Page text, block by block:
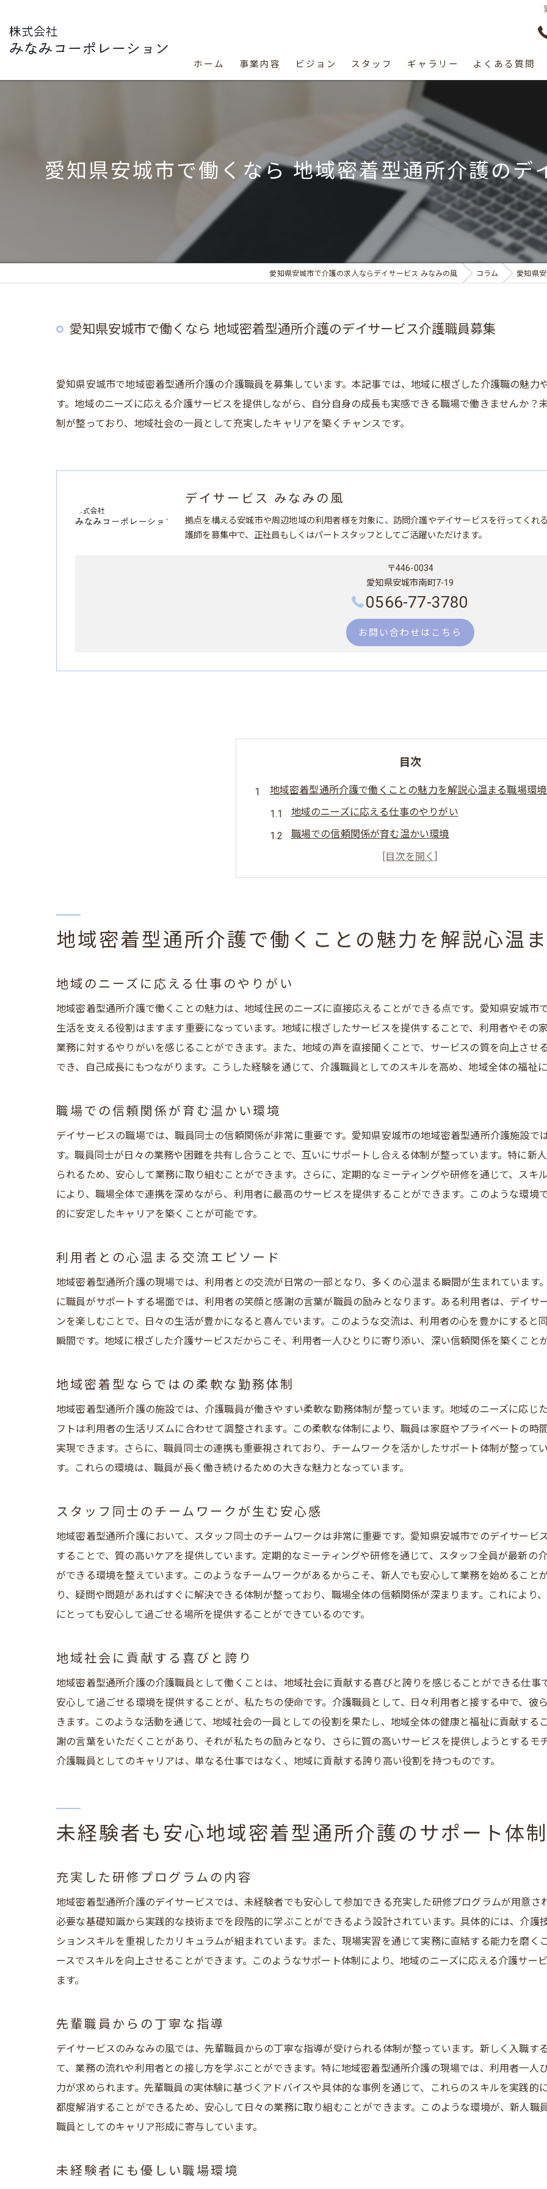
ホーム 事業内容 ビジョン スタッフ ギャラリー よくある質問
愛知県安城市で働くなら 地域密着型通所介護のデ
愛知県安城市で介護の求人ならデイサービス みなみの風 コラム 愛知県
愛知県安城市で働くなら 地域密着型通所介護のデイサービス介護職員募集
愛知県安城市で地域密着型通所介護の介護職員を募集しています。本記事では、地域に根ざした介護職の魅力
す。地域のニーズに応える介護サービスを提供しながら、自分自身の成長も実感できる職場で働きませんか？
制が整っており、地域社会の一員として充実したキャリアを築くチャンスです。
デイサービス みなみの風
拠点を構える安城市や周辺地域の利用者様を対象に、訪問介護やデイサービスを行ってくれ
護師を募集中で、正社員もしくはパートスタッフとしてご活躍いただけます。
〒446-0034
愛知県安城市南町7-19
0566-77-3780
お問い合わせはこちら
目次
地域密着型通所介護で働くことの魅力を解説心温まる職場環
地域のニーズに応える仕事のやりがい
職場での信頼関係が育む温かい環境
利用者との心温まる交流エピソード
地域密着型ならではの柔軟な勤務体制
未経験者も安心地域密着型通所介護のサポート体制を紹介
先輩職員からの丁寧な指導
未経験者にも優しい職場環境
安心して働けるバックアップ体制
業務に慣れるまでのサポート期間
コミュニケーション重視の教育方針
地域交流を通じた新しい発見
キャリアを築く地域密着型通所介護での成長のチャンス
多様なキャリアパスを選べる環境
資格取得支援でキャリアを後押し
経験を活かした専門分野の開拓
地域のニーズに応える介護サービスでプロフェッショナルへ
利用者に寄り添ったサービス提供
プロフェッショナルな対応力の向上
ニーズに応じた柔軟なサービス展開
利用者の満足度向上に向けた取り組み
地域社会における信頼獲得への道
心温まる職場環境地域密着型通所介護の魅力を探る
スタッフ間の良好な人間関係
利用者との心温まる交流事例
地域イベントへの積極的参加
最新の求人情報と応募要項
応募前に確認すべきポイント
応募から採用までの流れ
安城市での働き方と生活環境
地域コミュニティとの関わり方
地域福祉に貢献するやりがい
地域密着型通所介護で働くことの魅力を解説心温
地域のニーズに応える仕事のやりがい
地域密着型通所介護で働くことの魅力は、地域住民のニーズに直接応えることができる点です。愛知県安城市
生活を支える役割はますます重要になっています。地域に根ざしたサービスを提供することで、利用者やその
業務に対するやりがいを感じることができます。また、地域の声を直接聞くことで、サービスの質を向上させ
でき、自己成長にもつながります。こうした経験を通じて、介護職員としてのスキルを高め、地域全体の福祉
職場での信頼関係が育む温かい環境
デイサービスの職場では、職員同士の信頼関係が非常に重要です。愛知県安城市の地域密着型通所介護施設で
す。職員同士が日々の業務や困難を共有し合うことで、互いにサポートし合える体制が整っています。特に新
られるため、安心して業務に取り組むことができます。さらに、定期的なミーティングや研修を通じて、スキ
により、職場全体で連携を深めながら、利用者に最高のサービスを提供することができます。このような環境
的に安定したキャリアを築くことが可能です。
利用者との心温まる交流エピソード
地域密着型通所介護の現場では、利用者との交流が日常の一部となり、多くの心温まる瞬間が生まれています
に職員がサポートする場面では、利用者の笑顔と感謝の言葉が職員の励みとなります。ある利用者は、デイ
ンを楽しむことで、日々の生活が豊かになると喜んでいます。このような交流は、利用者の心を豊かにすると
瞬間です。地域に根ざした介護サービスだからこそ、利用者一人ひとりに寄り添い、深い信頼関係を築くこと
地域密着型ならではの柔軟な勤務体制
地域密着型通所介護の施設では、介護職員が働きやすい柔軟な勤務体制が整っています。地域のニーズに応じ
フトは利用者の生活リズムに合わせて調整されます。この柔軟な体制により、職員は家庭やプライベートの
実現できます。さらに、職員同士の連携も重要視されており、チームワークを活かしたサポート体制が整って
す。これらの環境は、職員が長く働き続けるための大きな魅力となっています。
スタッフ同士のチームワークが生む安心感
地域密着型通所介護において、スタッフ同士のチームワークは非常に重要です。愛知県安城市でのデイサービ
することで、質の高いケアを提供しています。定期的なミーティングや研修を通じて、スタッフ全員が最新の
ができる環境を整えています。このようなチームワークがあるからこそ、新人でも安心して業務を始めること
り、疑問や問題があればすぐに解決できる体制が整っており、職場全体の信頼関係が深まります。これにより
にとっても安心して過ごせる場所を提供することができているのです。
地域社会に貢献する喜びと誇り
地域密着型通所介護の介護職員として働くことは、地域社会に貢献する喜びと誇りを感じることができる仕
安心して過ごせる環境を提供することが、私たちの使命です。介護職員として、日々利用者と接する中で、彼
きます。このような活動を通じて、地域社会の一員としての役割を果たし、地域全体の健康と福祉に貢献する
謝の言葉をいただくことがあり、それが私たちの励みとなり、さらに質の高いサービスを提供しようとするモ
介護職員としてのキャリアは、単なる仕事ではなく、地域に貢献する誇り高い役割を持つものです。
未経験者も安心地域密着型通所介護のサポート体
充実した研修プログラムの内容
地域密着型通所介護のデイサービスでは、未経験者でも安心して参加できる充実した研修プログラムが用意
必要な基礎知識から実践的な技術までを段階的に学ぶことができるよう設計されています。具体的には、介
ションスキルを重視したカリキュラムが組まれています。また、現場実習を通じて実務に直結する能力を磨
ースでスキルを向上させることができます。このようなサポート体制により、地域のニーズに応える介護サー
ます。
先輩職員からの丁寧な指導
デイサービスのみなみの風では、先輩職員からの丁寧な指導が受けられる体制が整っています。新しく入職す
て、業務の流れや利用者との接し方を学ぶことができます。特に地域密着型通所介護の現場では、利用者一人
力が求められます。先輩職員の実体験に基づくアドバイスや具体的な事例を通じて、これらのスキルを実践的
都度解消することができるため、安心して日々の業務に取り組むことができます。このような環境が、新人
職員としてのキャリア形成に寄与しています。
未経験者にも優しい職場環境